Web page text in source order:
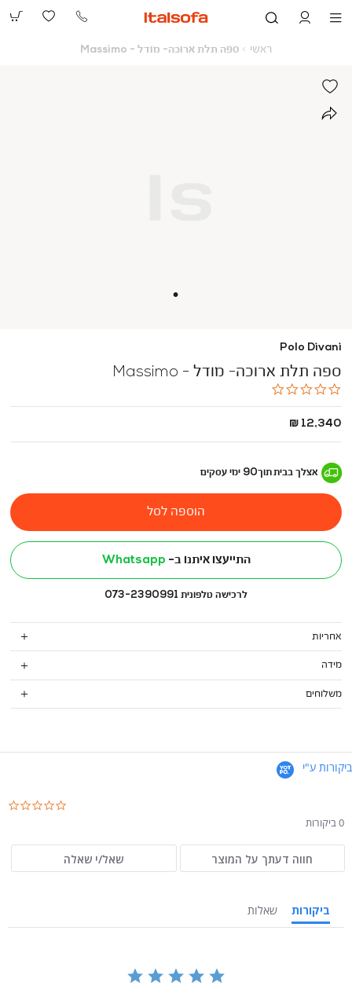
073-
ראשי ראשי
ספה תלת ארוכה- מודל - Massimo
Polo Divani
ספה תלת ארוכה- מודל - Massimo
החל
12,340 ₪
אצלך בביתתוך90 ימי עסקים
הוספה לסל
התייעצו איתנו ב- Whatsapp
לרכישה טלפונית 073-2390991
אחריות
מידה
משלוחים
ביקורות ע"י
0 ביקורות
חווה דעתך על המוצר שאל/י שאלה
ביקורות שאלות